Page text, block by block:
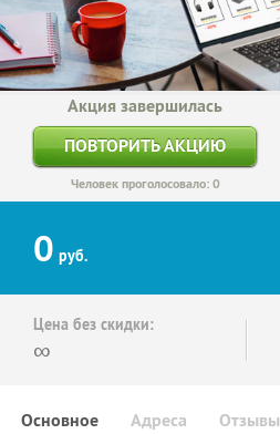
Акция завершилась
ПОВТОРИТЬ АКЦИЮ
Человек проголосовало: 0
0 руб.
Цена без скидки:
∞
Основное Отзывы
Адреса